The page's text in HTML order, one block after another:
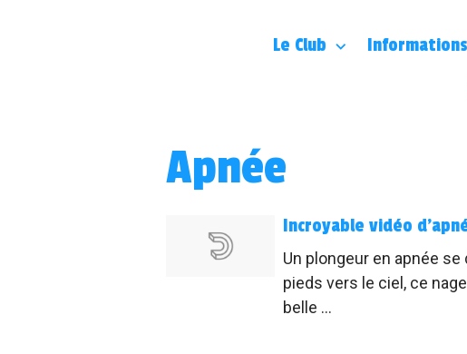
Le Club
Apnée
Incroyable vidéo
Un plongeur en apnée
pieds vers le ciel, ce
belle ...